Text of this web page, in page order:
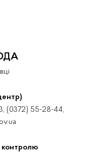
ОДА
(0372) 55-28-44,
контролю